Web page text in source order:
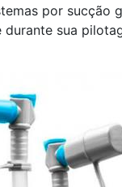
por sucção
durante sua